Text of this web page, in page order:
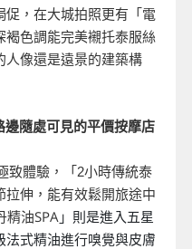
，在大城拍照更有「電
褐色調能完美襯托泰服絲
人像還是遠景的建築構
隨處可見的平價按摩店
致體驗，「2小時傳統泰
伸，能有效鬆開旅途中
精油SPA 」則是進入五星
式精油進行嗅覺與皮膚